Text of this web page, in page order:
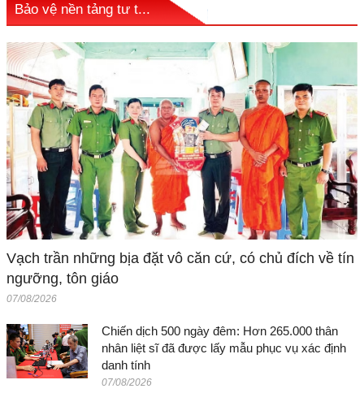
Bảo vệ nền tảng tư t...
Vạch trần những bịa đặt vô căn cứ, có chủ đích về tín
ngưỡng, tôn giáo
07/08/2026
Chiến dịch 500 ngày đêm: Hơn 265.000 thân
nhân liệt sĩ đã được lấy mẫu phục vụ xác định
danh tính
07/08/2026